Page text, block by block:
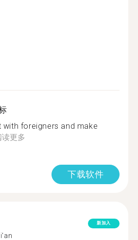
foreigners and make
读更多
下载软件
新加入